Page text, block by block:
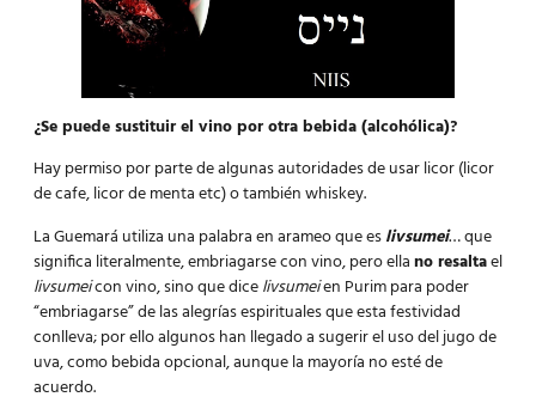
¿Se puede sustituir el vino por otra bebida (alcohólica)?
Hay permiso por parte de algunas autoridades de usar licor (licor
de cafe, licor de menta etc) o también whiskey.
La Guemará utiliza una palabra en arameo que eslivsumei… que
significa literalmente, embriagarse con vino, pero ellano resaltael
livsumeicon vino, sino que dicelivsumeien Purim para poder
“embriagarse” de las alegrías espirituales que esta festividad
conlleva; por ello algunos han llegado a sugerir el uso del jugo de
uva, como bebida opcional, aunque la mayoría no esté de
acuerdo.